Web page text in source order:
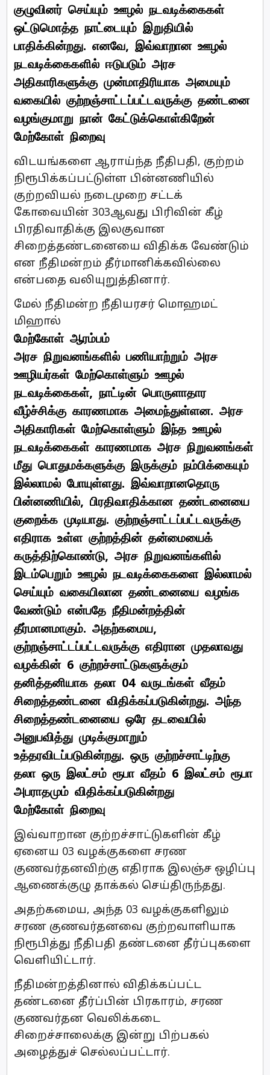
குழுவினர் செய்யும் ஊழல் நடவடிக்கைகள்
ஒட்டுமொத்த நாட்டையும் இறுதியில்
பாதிக்கின்றது. எனவே, இவ்வாறான ஊழல்
நடவடிக்கைகளில் ஈடுபடும் அரச
அதிகாரிகளுக்கு முன்மாதிரியாக அமையும்
வகையில் குற்றஞ்சாட்டப்பட்டவருக்கு தண்டனை
வழங்குமாறு நான் கேட்டுக்கொள்கிறேன்
மேற்கோள் நிறைவு
விடயங்களை ஆராய்ந்த நீதிபதி, குற்றம்
நிரூபிக்கப்பட்டுள்ள பின்னணியில்
குற்றவியல் நடைமுறை சட்டக்
கோவையின் 303ஆவது பிரிவின் கீழ்
பிரதிவாதிக்கு இலகுவான
சிறைத்தண்டனையை விதிக்க வேண்டும்
என நீதிமன்றம் தீர்மானிக்கவில்லை
என்பதை வலியுறுத்தினார்.
மேல் நீதிமன்ற நீதியரசர் மொஹமட்
மிஹால்
மேற்கோள் ஆரம்பம்
அரச நிறுவனங்களில் பணியாற்றும் அரச
ஊழியர்கள் மேற்கொள்ளும் ஊழல்
நடவடிக்கைகள், நாட்டின் பொருளாதார
வீழ்ச்சிக்கு காரணமாக அமைந்துள்ளன. அரச
அதிகாரிகள் மேற்கொள்ளும் இந்த ஊழல்
நடவடிக்கைகள் காரணமாக அரச நிறுவனங்கள்
மீது பொதுமக்களுக்கு இருக்கும் நம்பிக்கையும்
இல்லாமல் போயுள்ளது. இவ்வாறானதொரு
பின்னணியில், பிரதிவாதிக்கான தண்டனையை
குறைக்க முடியாது. குற்றஞ்சாட்டப்பட்டவருக்கு
எதிராக உள்ள குற்றத்தின் தன்மையைக்
கருத்திற்கொண்டு, அரச நிறுவனங்களில்
இடம்பெறும் ஊழல் நடவடிக்கைகளை இல்லாமல்
செய்யும் வகையிலான தண்டனையை வழங்க
வேண்டும் என்பதே நீதிமன்றத்தின்
தீர்மானமாகும். அதற்கமைய,
குற்றஞ்சாட்டப்பட்டவருக்கு எதிரான முதலாவது
வழக்கின் 6 குற்றச்சாட்டுகளுக்கும்
தனித்தனியாக தலா 04 வருடங்கள் வீதம்
சிறைத்தண்டனை விதிக்கப்படுகின்றது. அந்த
சிறைத்தண்டனையை ஒரே தடவையில்
அனுபவித்து முடிக்குமாறும்
உத்தரவிடப்படுகின்றது. ஒரு குற்றச்சாட்டிற்கு
தலா ஒரு இலட்சம் ரூபா வீதம் 6 இலட்சம் ரூபா
அபராதமும் விதிக்கப்படுகின்றது
மேற்கோள் நிறைவு
இவ்வாறான குற்றச்சாட்டுகளின் கீழ்
ஏனைய 03 வழக்குகளை சரண
குணவர்தனவிற்கு எதிராக இலஞ்ச ஒழிப்பு
ஆணைக்குழு தாக்கல் செய்திருந்தது.
அதற்கமைய, அந்த 03 வழக்குகளிலும்
சரண குணவர்தனவை குற்றவாளியாக
நிரூபித்து நீதிபதி தண்டனை தீர்ப்புகளை
வெளியிட்டார்.
நீதிமன்றத்தினால் விதிக்கப்பட்ட
தண்டனை தீர்ப்பின் பிரகாரம், சரண
குணவர்தன வெலிக்கடை
சிறைச்சாலைக்கு இன்று பிற்பகல்
அழைத்துச் செல்லப்பட்டார்.